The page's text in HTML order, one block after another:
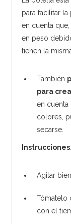
para facilitar
en cuenta
en peso
tienen la
También
para
en
colores,
secarse.
Instrucciones:
Agitar
Tómatelo
con el